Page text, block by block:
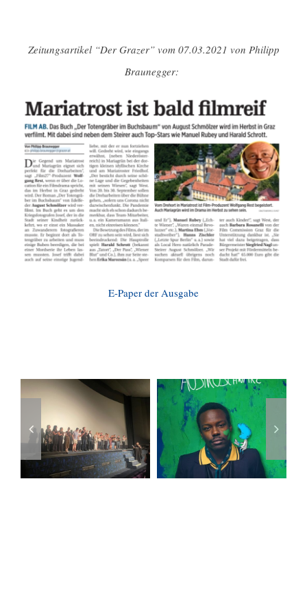
Zeitungsartikel “Der Grazer” vom 07.03.2021 von Philipp
Braunegger:
E-Paper der Ausgabe
„AUSTROSCHWARZ“
ist ab jetzt
zum
Streamen &
als DVD
verfügbar!
Das war die
„Diagonale
2026″!